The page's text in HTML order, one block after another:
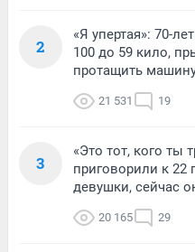
2
«Я упертая»: 70-
100 до 59 кило,
протащить
21 531 19
3
«Это тот, кого ты
приговорили к 22
девушки, сейчас
20 165 29